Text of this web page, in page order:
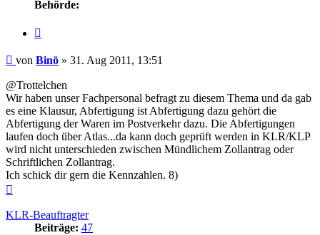
Behörde:
Beitrag
von Binö » 31. Aug 2011, 13:51
@Trottelchen
Wir haben unser Fachpersonal befragt zu diesem Thema und da gab
es eine Klausur, Abfertigung ist Abfertigung dazu gehört die
Abfertigung der Waren im Postverkehr dazu. Die Abfertigungen
laufen doch über Atlas...da kann doch geprüft werden in KLR/KLP
wird nicht unterschieden zwischen Mündlichem Zollantrag oder
Schriftlichen Zollantrag.
Ich schick dir gern die Kennzahlen. 8)
KLR-Beauftragter
Beiträge: 47